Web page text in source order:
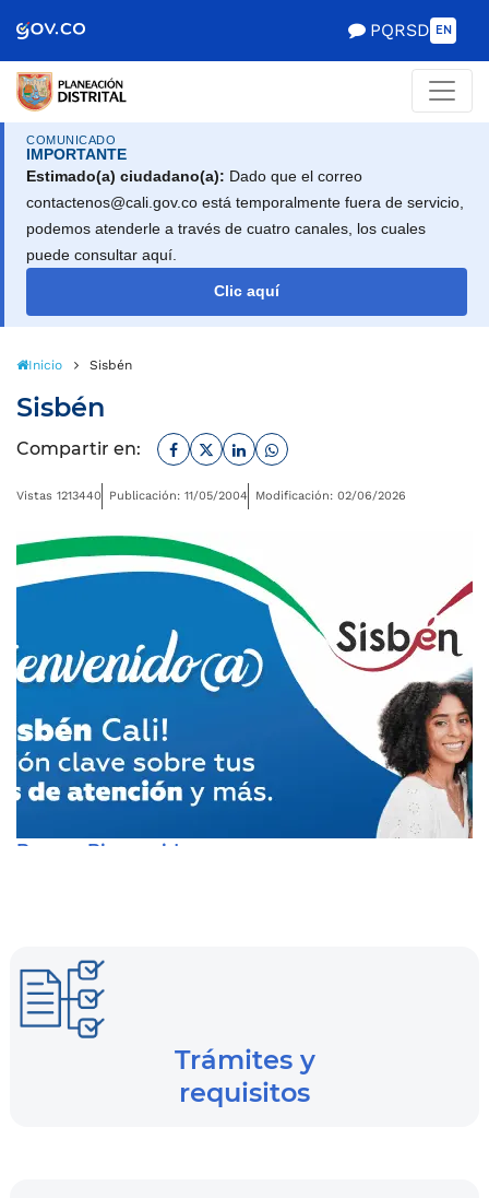
de Gobierno
PQRSD EN
COMUNICADO
IMPORTANTE
Estimado(a) ciudadano(a): Dado que el correo
contactenos@cali.gov.co está temporalmente fuera de servicio,
podemos atenderle a través de cuatro canales, los cuales
puede consultar aquí.
Clic aquí
Inicio Sisbén
Sisbén
Compartir en: Facebook
TwitterLinkedinWhatsapp
Vistas 1213440 Publicación: 11/05/2004 Modificación: 02/06/2026
Banner Bienvenida
Trámites y
requisitos